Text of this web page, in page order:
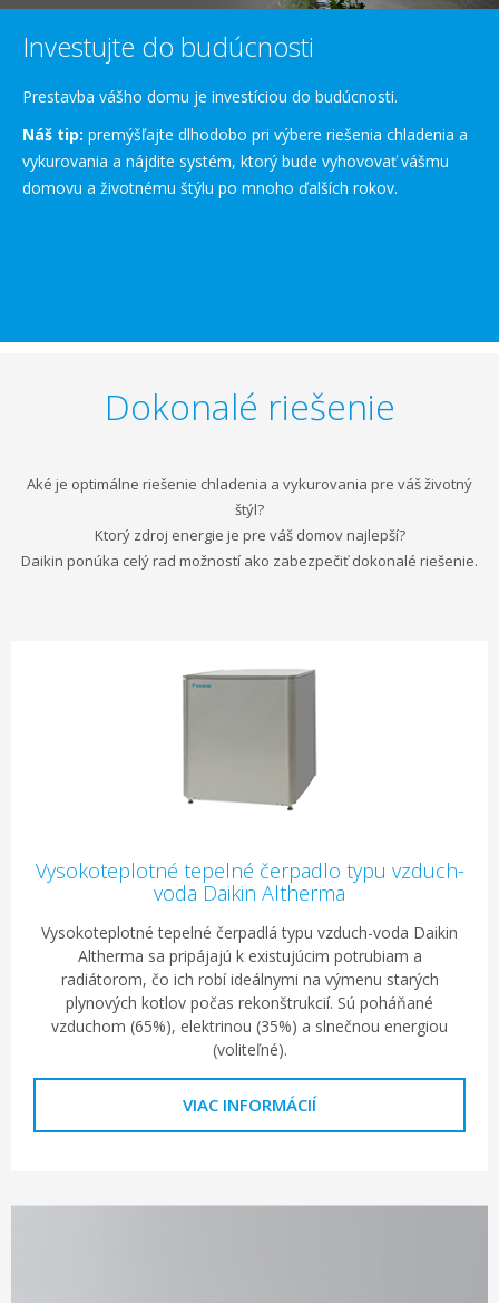
Investujte do budúcnosti
Prestavba vášho domu je investíciou do budúcnosti.
Náš tip: premýšľajte dlhodobo pri výbere riešenia chladenia a
vykurovania a nájdite systém, ktorý bude vyhovovať vášmu
domovu a životnému štýlu po mnoho ďalších rokov.
Dokonalé riešenie
Aké je optimálne riešenie chladenia a vykurovania pre váš životný
štýl?
Ktorý zdroj energie je pre váš domov najlepší?
Daikin ponúka celý rad možností ako zabezpečiť dokonalé riešenie.
Vysokoteplotné tepelné čerpadlo typu vzduch-
voda Daikin Altherma
Vysokoteplotné tepelné čerpadlá typu vzduch-voda Daikin
Altherma sa pripájajú k existujúcim potrubiam a
radiátorom, čo ich robí ideálnymi na výmenu starých
plynových kotlov počas rekonštrukcií. Sú poháňané
vzduchom (65%), elektrinou (35%) a slnečnou energiou
(voliteľné).
VIAC INFORMÁCIÍ